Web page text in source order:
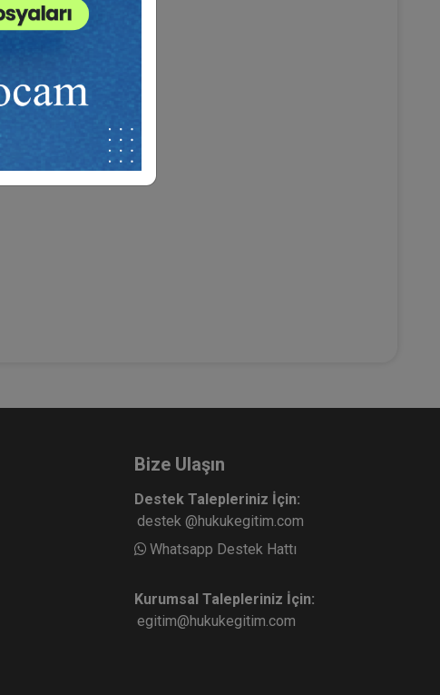
Bize Ulaşın
Destek Talepleriniz İçin:
destek @hukukegitim.com
Whatsapp Destek Hattı
Kurumsal Talepleriniz İçin:
egitim@hukukegitim.com